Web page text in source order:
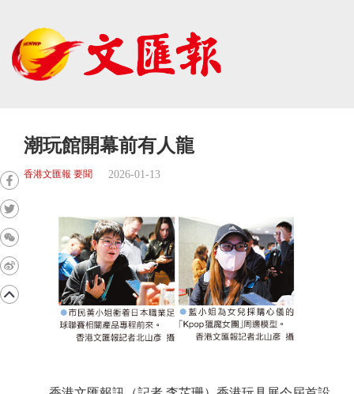
潮玩館開幕前有人龍
香港文匯報 要聞 2026-01-13